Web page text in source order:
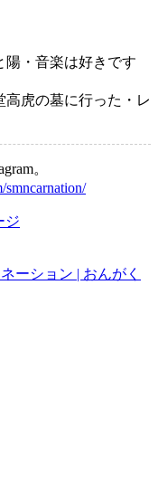
陽・音楽は好きです
高虎の墓に行った・レ
。
smncarnation/
ジ
ーション | おんがく